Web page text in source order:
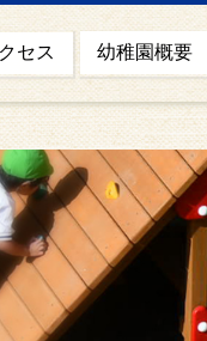
セス 幼稚園概要